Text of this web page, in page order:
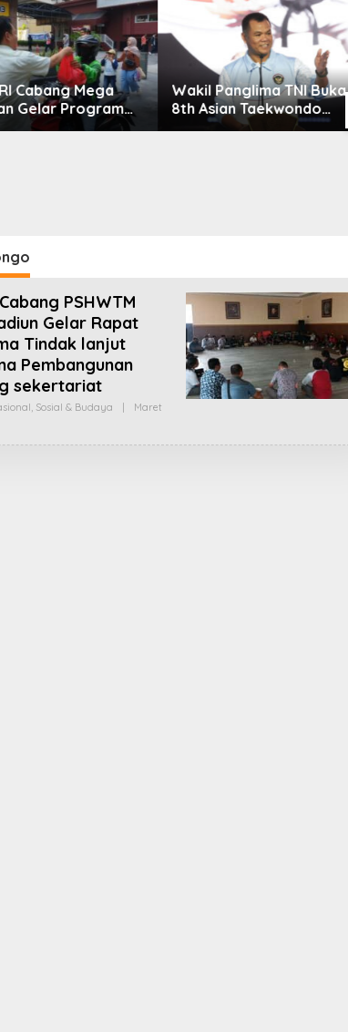
Cabang Mega
Gelar Program
Perkuat
Wakil Panglima TNI Buka
8th Asian Taekwondo
Indonesia Open
PSHWTM
Gelar Rapat
Tindak lanjut
Pembangunan
sekertariat
Sosial & Budaya |
Maret